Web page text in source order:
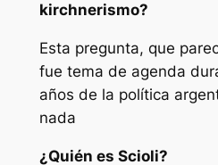
kirchnerismo?
Esta pregunta, que
fue tema de agenda
años de la política
nada
¿Quién es Scioli?